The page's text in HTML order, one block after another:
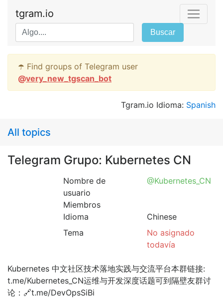
tgram.io
Buscar
☂️ Find groups of Telegram user
@very_new_tgscan_bot
Tgram.io Idioma: Spanish
All topics
Telegram Grupo: Kubernetes CN
Nombre de
usuario
@Kubernetes_CN
Miembros
Idioma
Chinese
Tema
No asignado
todavía
Kubernetes 中文社区技术落地实践与交流平台本群链接:
t.me/Kubernetes_CN运维与开发深度话题可到隔壁友群讨
论：🔗t.me/DevOpsSiBi